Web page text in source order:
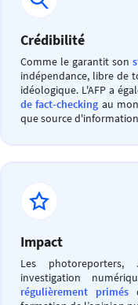
Crédibilité
Comme le garantit son
indépendance, libre de
idéologique. L'AFP a
de fact-checking au
que source
Impact
Les
investigation
régulièrement primés